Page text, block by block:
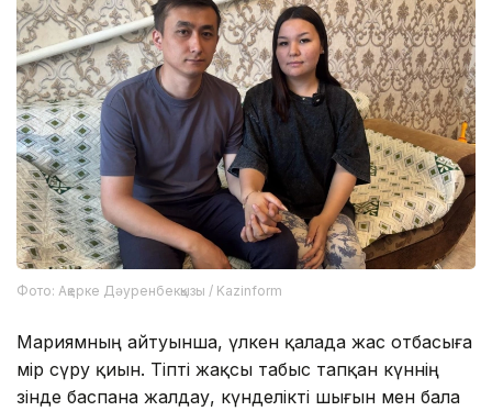
Фото: Ақерке Дәуренбекқызы / Kazinform
Мариямның айтуынша, үлкен қалада жас отбасыға
өмір сүру қиын. Тіпті жақсы табыс тапқан күннің
өзінде баспана жалдау, күнделікті шығын мен бала